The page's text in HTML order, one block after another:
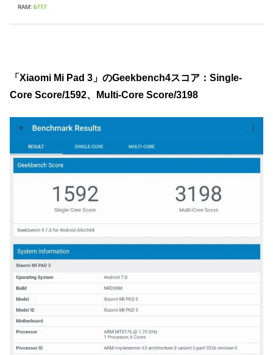
「Xiaomi Mi Pad 3」のGeekbench4スコア：Single-
Core Score/1592、Multi-Core Score/3198